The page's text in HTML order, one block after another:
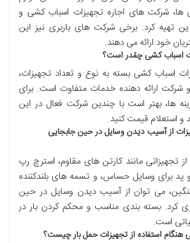
ها، شرکت های اجاره تجهیزات اسباب کشی و
تهیه کرد. برخی شرکت های باربری نیز این
خود ارائه می دهند.
اسباب کشی چقدر است؟
اسباب کشی بسته به نوع و تعداد تجهیزات،
شرکت ارائه دهنده خدمات متفاوت است. برای
ها، بهتر است با چندین شرکت فعال در این
و استعلام قیمت کنید.
از آسیب دیدن وسایل در حین جابجایی
تجهیزاتی مانند کارتن های مقاوم، استرچ رپ
و پد برای وسایل حساس، و تسمه های بلندکننده
می توان از آسیب دیدن وسایل در حین
کرد. بسته بندی مناسب و محکم کردن بار در
است.
هنگام استفاده از تجهیزات حمل بار چیست؟